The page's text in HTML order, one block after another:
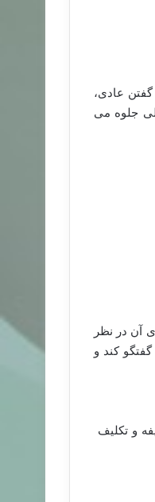
عادی،
جلوە می
آن در نظر
کند و
و تکلیف